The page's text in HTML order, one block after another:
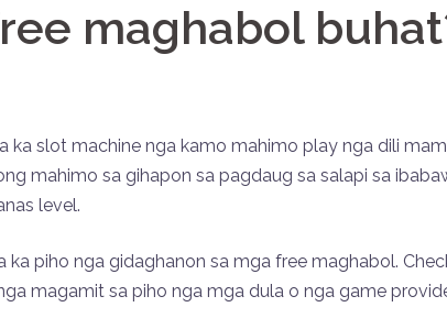
maghabol
ka slot machine nga kamo mahimo play nga dili
mahimo sa gihapon sa pagdaug sa salapi sa
level.
piho nga gidaghanon sa mga free maghabol.
magamit sa piho nga mga dula o nga game